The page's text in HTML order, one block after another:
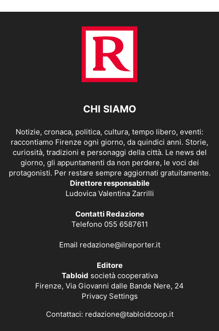
CHI SIAMO
Notizie, cronaca, politica, cultura, tempo libero, eventi:
raccontiamo Firenze ogni giorno, da quindici anni. Storie,
curiosità, tradizioni e personaggi della città. Le news del
giorno, gli appuntamenti da non perdere, le voci dei
protagonisti. Per restare sempre aggiornati gratuitamente.
Direttore responsabile
Ludovica Valentina Zarrilli
Contatti Redazione
Telefono 055 6587611
Email redazione@ilreporter.it
Editore
Tabloid società cooperativa
Firenze, Via Giovanni dalle Bande Nere, 24
Privacy Settings
Contattaci: redazione@tabloidcoop.it